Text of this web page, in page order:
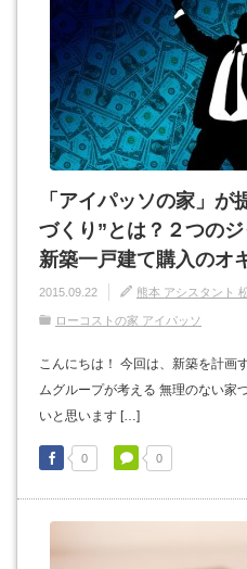
「アイパッソの家」
づくり”とは？２つの
新築一戸建て購入のオ
2015.09.22 熊本 アシスタント
ローコストの家 アイパッソ
こんにちは！ 今回は、新築を計画
ムグループが考える 無理のない家
いと思います […]
0 0